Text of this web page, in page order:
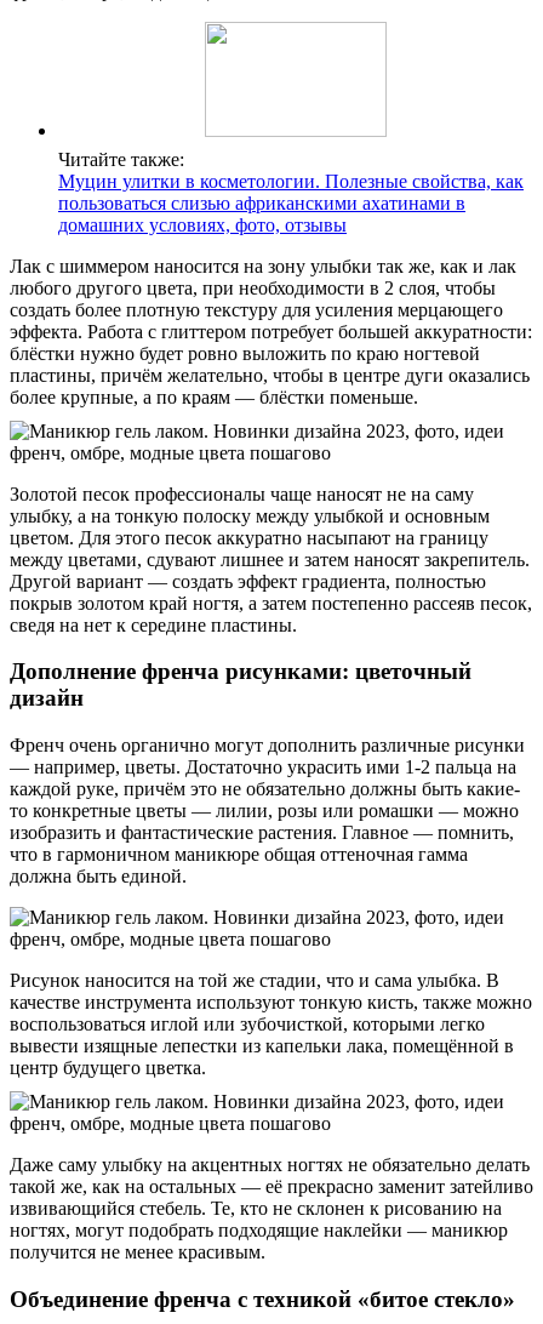
Читайте также:
Муцин улитки в косметологии. Полезные свойства, как
пользоваться слизью африканскими ахатинами в
домашних условиях, фото, отзывы
Лак с шиммером наносится на зону улыбки так же, как и лак
любого другого цвета, при необходимости в 2 слоя, чтобы
создать более плотную текстуру для усиления мерцающего
эффекта. Работа с глиттером потребует большей аккуратности:
блёстки нужно будет ровно выложить по краю ногтевой
пластины, причём желательно, чтобы в центре дуги оказались
более крупные, а по краям — блёстки поменьше.
Золотой песок профессионалы чаще наносят не на саму
улыбку, а на тонкую полоску между улыбкой и основным
цветом. Для этого песок аккуратно насыпают на границу
между цветами, сдувают лишнее и затем наносят закрепитель.
Другой вариант — создать эффект градиента, полностью
покрыв золотом край ногтя, а затем постепенно рассеяв песок,
сведя на нет к середине пластины.
Дополнение френча рисунками: цветочный
дизайн
Френч очень органично могут дополнить различные рисунки
— например, цветы. Достаточно украсить ими 1-2 пальца на
каждой руке, причём это не обязательно должны быть какие-
то конкретные цветы — лилии, розы или ромашки — можно
изобразить и фантастические растения. Главное — помнить,
что в гармоничном маникюре общая оттеночная гамма
должна быть единой.
Рисунок наносится на той же стадии, что и сама улыбка. В
качестве инструмента используют тонкую кисть, также можно
воспользоваться иглой или зубочисткой, которыми легко
вывести изящные лепестки из капельки лака, помещённой в
центр будущего цветка.
Даже саму улыбку на акцентных ногтях не обязательно делать
такой же, как на остальных — её прекрасно заменит затейливо
извивающийся стебель. Те, кто не склонен к рисованию на
ногтях, могут подобрать подходящие наклейки — маникюр
получится не менее красивым.
Объединение френча с техникой «битое стекло»